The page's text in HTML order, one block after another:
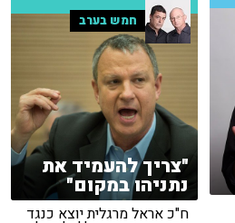
חמש בערב
"צריך להעמיד את
נתניהו במקום"
ח"כ אראל מרגלית יוצא כנגד